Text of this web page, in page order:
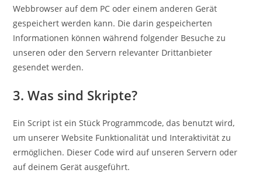
Webbrowser auf dem PC oder einem anderen Gerät
gespeichert werden kann. Die darin gespeicherten
Informationen können während folgender Besuche zu
unseren oder den Servern relevanter Drittanbieter
gesendet werden.
3. Was sind Skripte?
Ein Script ist ein Stück Programmcode, das benutzt wird,
um unserer Website Funktionalität und Interaktivität zu
ermöglichen. Dieser Code wird auf unseren Servern oder
auf deinem Gerät ausgeführt.